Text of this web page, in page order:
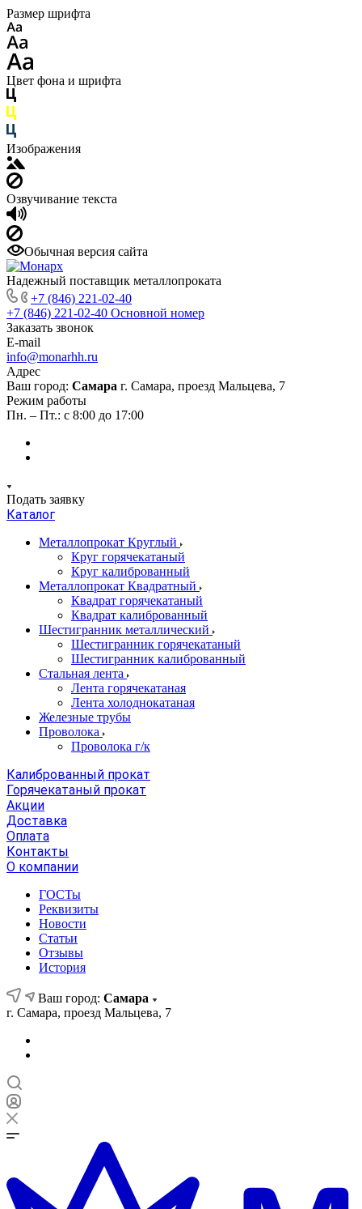
Размер шрифта
Цвет фона и шрифта
Изображения
Озвучивание текста
Обычная версия сайта
Надежный поставщик металлопроката
+7 (846) 221-02-40
+7 (846) 221-02-40 Основной номер
Заказать звонок
E-mail
info@monarhh.ru
Адрес
Ваш город: Самара г. Самара, проезд Мальцева, 7
Режим работы
Пн. – Пт.: с 8:00 до 17:00
Подать заявку
Каталог
Металлопрокат Круглый
Круг горячекатаный
Круг калиброванный
Металлопрокат Квадратный
Квадрат горячекатаный
Квадрат калиброванный
Шестигранник металлический
Шестигранник горячекатаный
Шестигранник калиброванный
Стальная лента
Лента горячекатаная
Лента холоднокатаная
Железные трубы
Проволока
Проволока г/к
Калиброванный прокат
Горячекатаный прокат
Акции
Доставка
Оплата
Контакты
О компании
ГОСТы
Реквизиты
Новости
Статьи
Отзывы
История
Ваш город: Самара
г. Самара, проезд Мальцева, 7